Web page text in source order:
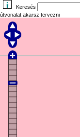
Keresés
útvonalat akarsz tervezni